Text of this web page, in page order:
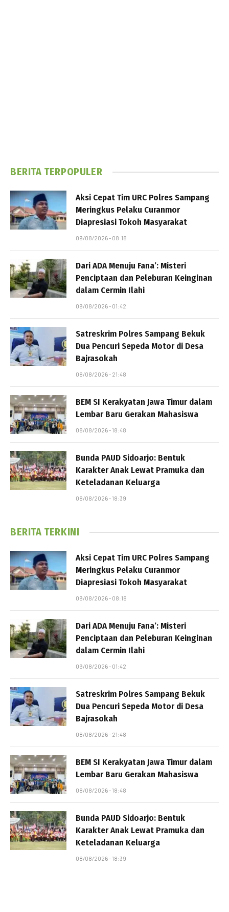
BERITA TERPOPULER
Aksi Cepat Tim URC Polres Sampang
Meringkus Pelaku Curanmor
Diapresiasi Tokoh Masyarakat
09/08/2026 - 08:18
Dari ADA Menuju Fana’: Misteri
Penciptaan dan Peleburan Keinginan
dalam Cermin Ilahi
09/08/2026 - 01:42
Satreskrim Polres Sampang Bekuk
Dua Pencuri Sepeda Motor di Desa
Bajrasokah
08/08/2026 - 21:48
BEM SI Kerakyatan Jawa Timur dalam
Lembar Baru Gerakan Mahasiswa
08/08/2026 - 18:48
Bunda PAUD Sidoarjo: Bentuk
Karakter Anak Lewat Pramuka dan
Keteladanan Keluarga
08/08/2026 - 18:39
BERITA TERKINI
Aksi Cepat Tim URC Polres Sampang
Meringkus Pelaku Curanmor
Diapresiasi Tokoh Masyarakat
09/08/2026 - 08:18
Dari ADA Menuju Fana’: Misteri
Penciptaan dan Peleburan Keinginan
dalam Cermin Ilahi
09/08/2026 - 01:42
Satreskrim Polres Sampang Bekuk
Dua Pencuri Sepeda Motor di Desa
Bajrasokah
08/08/2026 - 21:48
BEM SI Kerakyatan Jawa Timur dalam
Lembar Baru Gerakan Mahasiswa
08/08/2026 - 18:48
Bunda PAUD Sidoarjo: Bentuk
Karakter Anak Lewat Pramuka dan
Keteladanan Keluarga
08/08/2026 - 18:39